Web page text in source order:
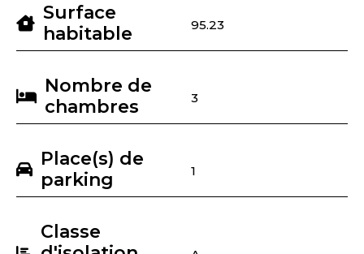
Surface
habitable
95.23
Nombre de
chambres
3
Place(s) de
parking
1
Classe